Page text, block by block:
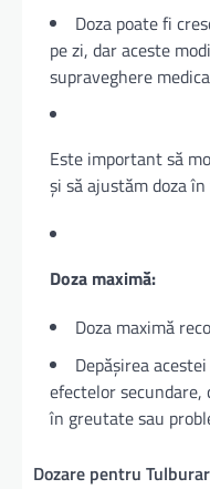
Doza poate fi
pe zi, dar aceste
supraveghere
Este important să
și să ajustăm doza
Doza maximă:
Doza maximă
Depășirea
efectelor
în greutate sau
Dozare pentru